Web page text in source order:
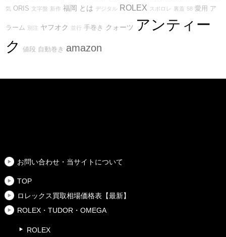
気 ORIS 文字盤 新作 福岡 とは デジタル ROLEX スポロレ 裏蓋 58 愛用 ア
ラーム 別注 ヤフオク 並行 手巻き クォーツ アンティー
ク
値段 自動巻き amazon
お問い合わせ・当サイトについて
TOP
ロレックス買取相場価格表【最新】
ROLEX・TUDOR・OMEGA
ROLEX